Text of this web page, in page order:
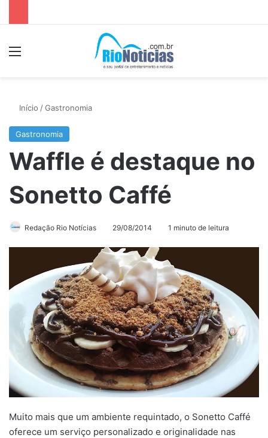
Início /Gastronomia
Gastronomia
Waffle é destaque no
Sonetto Caffé
Redação Rio Notícias 29/08/2014 1 minuto de leitura
Muito mais que um ambiente requintado, o Sonetto Caffé
oferece um serviço personalizado e originalidade nas